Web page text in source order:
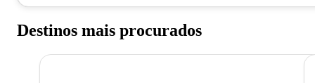
Destinos mais procurados